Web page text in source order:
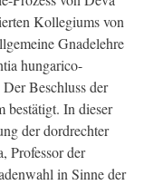
Kollegiums von
Gnadelehre
hungarico-
Beschluss der
bestätigt. In dieser
der dordrechter
Professor der
in Sinne der